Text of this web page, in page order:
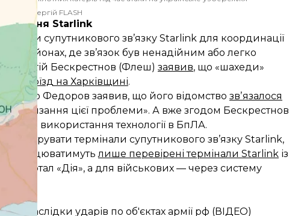
/ Сергій FLASH
Starlink
супутникового зв’язку Starlink для координації
у районах, де зв’язок був ненадійним або легко
Сергій Бескрестнов (Флеш) заявив, що «шахеди»
поїзд на Харківщині.
Федоров заявив, що його відомство звʼязалося
розв’язання цієї проблеми». А вже згодом Бескрестнов
на використання технології в БпЛА.
реєструвати термінали супутникового зв’язку Starlink,
Працюватимутьлише перевірені термінали Starlink із
портал «Дія», а для військових — через систему
наслідки ударів по об'єктах армії рф (ВІДЕО)